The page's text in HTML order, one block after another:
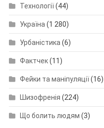
Технології(44)
Україна(1 280)
Урбаністика(6)
Фактчек(11)
Фейки та маніпуляції(16)
Шизофренія (224)
Що болить людям (3)